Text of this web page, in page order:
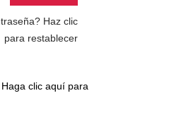
Haz clic
para restablecer
Haga clic aquí para